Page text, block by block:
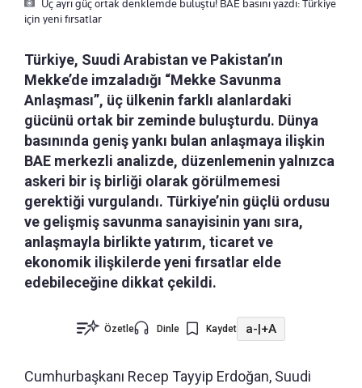
Üç ayrı güç ortak denklemde buluştu! BAE basını yazdı: Türkiye
için yeni fırsatlar
Türkiye, Suudi Arabistan ve Pakistan’ın
Mekke’de imzaladığı “Mekke Savunma
Anlaşması”, üç ülkenin farklı alanlardaki
gücünü ortak bir zeminde buluşturdu. Dünya
basınında geniş yankı bulan anlaşmaya ilişkin
BAE merkezli analizde, düzenlemenin yalnızca
askeri bir iş birliği olarak görülmemesi
gerektiği vurgulandı. Türkiye’nin güçlü ordusu
ve gelişmiş savunma sanayisinin yanı sıra,
anlaşmayla birlikte yatırım, ticaret ve
ekonomik ilişkilerde yeni fırsatlar elde
edebileceğine dikkat çekildi.
Özetle Dinle Kaydet a-|+A
Cumhurbaşkanı Recep Tayyip Erdoğan, Suudi